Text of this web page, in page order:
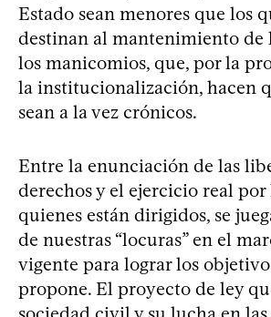
Estado sean menores que los
destinan al mantenimiento de
los manicomios, que, por la
la institucionalización, hacen
sean a la vez crónicos.
Entre la enunciación de las
derechos y el ejercicio real por
quienes están dirigidos, se
de nuestras “locuras” en el
vigente para lograr los
propone. El proyecto de ley